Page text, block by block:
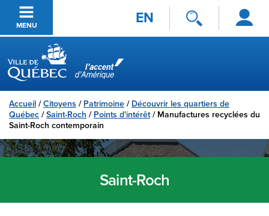
Passer au contenu principal
MENU EN
Se
connecter
Ville de Québec
Accueil /Citoyens / Patrimoine / Découvrir les quartiers de
Québec /Saint-Roch / Points d'intérêt/ Manufactures recyclées du
Saint-Roch contemporain
Saint-Roch